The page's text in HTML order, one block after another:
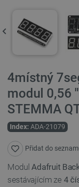
4místný
modul 0,56
STEMMA
Index: ADA-21079
Přidat do
ModulAdafruit
sestávajícím ze 4